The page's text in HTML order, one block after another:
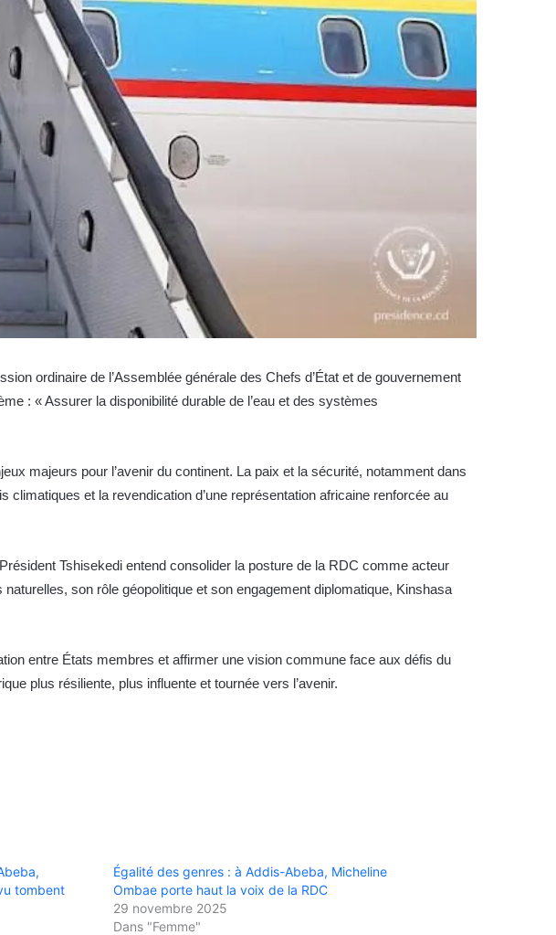
ordinaire de l’Assemblée générale des Chefs d’État et de gouvernement
: « Assurer la disponibilité durable de l’eau et des systèmes
majeurs pour l’avenir du continent. La paix et la sécurité, notamment dans
et la revendication d’une représentation africaine renforcée au
Tshisekedi entend consolider la posture de la RDC comme acteur
son rôle géopolitique et son engagement diplomatique, Kinshasa
entre États membres et affirmer une vision commune face aux défis du
plus résiliente, plus influente et tournée vers l’avenir.
tombent
Égalité des genres : à Addis-Abeba, Micheline
Ombae porte haut la voix de la RDC
29 novembre 2025
Dans "Femme"